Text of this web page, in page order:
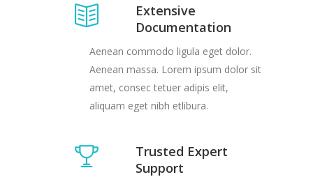
Extensive
Documentation
Aenean commodo ligula eget dolor.
Aenean massa. Lorem ipsum dolor sit
amet, consec tetuer adipis elit,
aliquam eget nibh etlibura.
Trusted Expert
Support